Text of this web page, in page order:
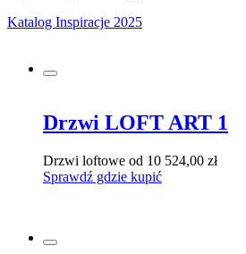
Katalog Inspiracje 2025
Drzwi LOFT ART 1
Drzwi loftowe od 10 524,00 zł
Sprawdź gdzie kupić